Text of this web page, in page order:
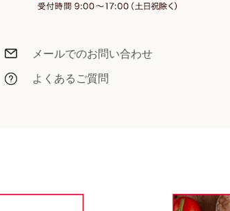
メールでのお問い合わせ
よくあるご質問